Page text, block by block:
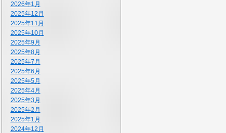
2026年1月
2025年12月
2025年11月
2025年10月
2025年9月
2025年8月
2025年7月
2025年6月
2025年5月
2025年4月
2025年3月
2025年2月
2025年1月
2024年12月